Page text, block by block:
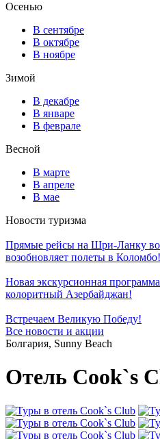
Осенью
В сентябре
В октябре
В ноябре
Зимой
В декабре
В январе
В феврале
Весной
В марте
В апреле
В мае
Новости туризма
Прямые рейсы на Шри-Ланку
возобновляет полеты в Коломбо!
Новая экскурсионная
колоритный Азербайджан!
Встречаем Великую Победу!
Все новости и акции
Болгария, Sunny Beach
Отель Cook`s